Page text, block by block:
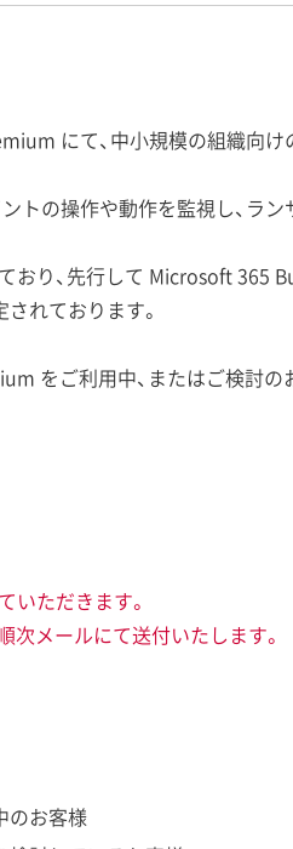
にて、中小規模の組織
の操作や動作を監視し、ラ
おり、先行して Microsoft 365
れております。
をご利用中、またはご検討
いただきます。
次メールにて送付いたします。
のお客様